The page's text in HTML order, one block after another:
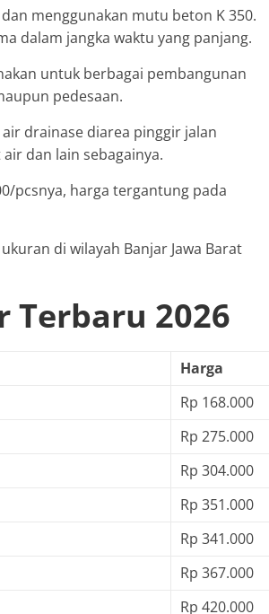
menggunakan mutu beton K 350.
dalam jangka waktu yang panjang.
untuk berbagai pembangunan
pedesaan.
drainase diarea pinggir jalan
dan lain sebagainya.
pcsnya, harga tergantung pada
di wilayah Banjar Jawa Barat
Terbaru 2026
Harga
Rp 168.000
Rp 275.000
Rp 304.000
Rp 351.000
Rp 341.000
Rp 367.000
Rp 420.000